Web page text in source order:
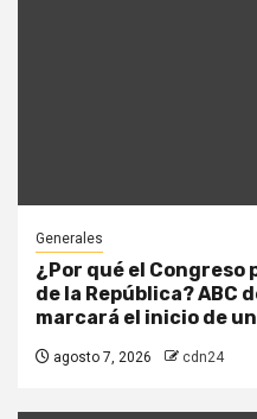
Generales
¿Por qué el Congreso
de la República? ABC
marcará el inicio de
agosto 7, 2026 cdn24